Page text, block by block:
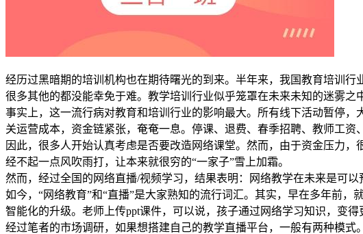
经历过黑暗期的培训机构也在期待曙光的到来。半年来，我国教育培训
很多其他的都没能幸免于难。教学培训行业似乎笼罩在未来未知的迷雾之
事实上，这一流行病对教育和培训行业的影响最大。所有线下活动暂停
关运营成本，资金链紧张，奄奄一息。停课、退费、春季招聘、教师工资
因此，很多人开始认真考虑是否要改造网络课堂。然而，由于资金压力
经不起一点风吹雨打，让本来就很穷的“一家子”雪上加霜。
然而，经过全国的网络直播/视频学习，结果表明：网络教学在未来是可
如今，“网络教育”和“直播”是大家熟知的流行词汇。其实，早在多年前
智能化的升级。老师上传ppt课件，可以说，孩子通过网络学习知识，变
经过笔者的市场调研，如果想搭建自己的教学直播平台，一般有两种模